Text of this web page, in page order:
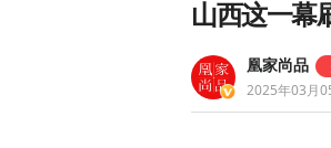
山西这一幕
凰家尚品
2025年03月